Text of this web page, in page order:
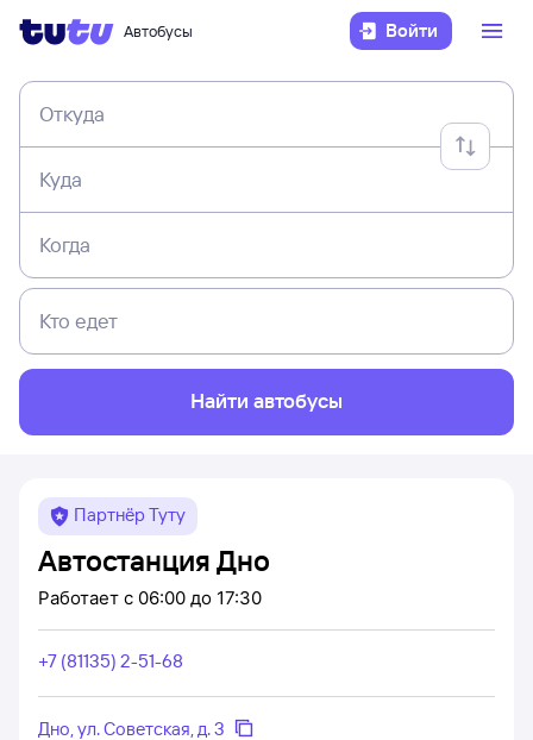
Автобусы Войти
Откуда
Куда
Когда
Кто едет
Найти автобусы
Партнёр Туту
Автостанция Дно
Работает с 06:00 до 17:30
+7 (81135) 2-51-68
Дно, ул. Советская, д. 3